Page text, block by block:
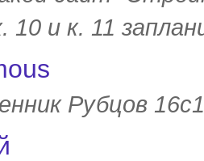
10 и к. 11
Рубцов